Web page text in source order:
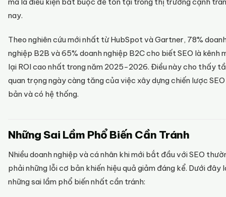
nay.
Theo nghiên cứu mới nhất từ HubSpot và Gartner, 78%
nghiệp B2B và 65% doanh nghiệp B2C cho biết SEO là kênh
lại ROI cao nhất trong năm 2025-2026. Điều này cho thấy
quan trọng ngày càng tăng của việc xây dựng chiến lược
bản và có hệ thống.
Những Sai Lầm Phổ Biến Cần Tránh
Nhiều doanh nghiệp và cá nhân khi mới bắt đầu với SEO
phải những lỗi cơ bản khiến hiệu quả giảm đáng kể. Dưới đây
những sai lầm phổ biến nhất cần tránh: